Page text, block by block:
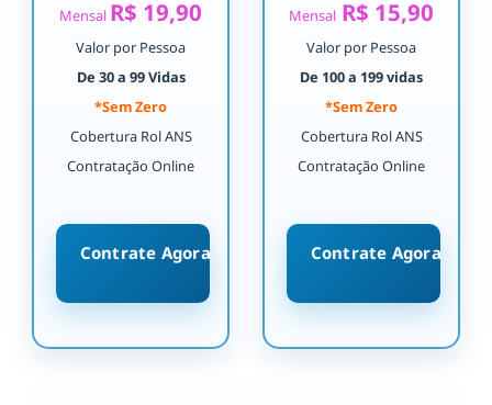
Mensal R$ 19,90
Valor por Pessoa
De 30 a 99 Vidas
*Sem Zero
Cobertura Rol ANS
Contratação Online
Contrate Agora
Mensal R$ 15,90
Valor por Pessoa
De 100 a 199 vidas
*Sem Zero
Cobertura Rol ANS
Contratação Online
Contrate Agora